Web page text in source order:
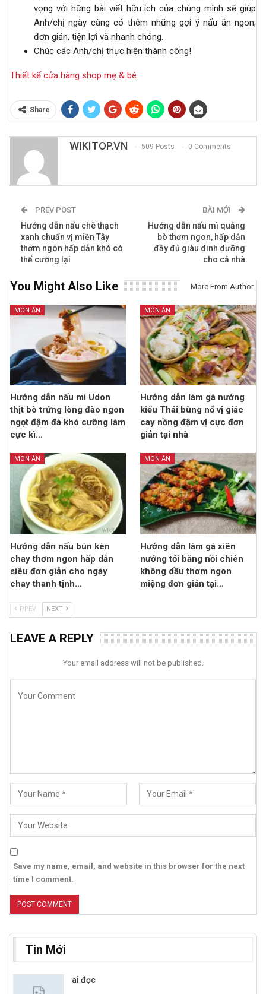
vọng với hững bài viết hữu ích của chúng mình sẽ giúp
Anh/chị ngày càng có thêm những gợi ý nấu ăn ngon,
đơn giản, tiện lợi và nhanh chóng.
Chúc các Anh/chị thực hiện thành công!
Thiết kế cửa hàng shop mẹ & bé
Share
WIKITOP.VN 509 Posts 0 Comments
PREV POST
Hướng dẫn nấu chè thạch
xanh chuẩn vị miền Tây
thơm ngon hấp dẫn khó có
thể cưỡng lại
BÀI MỚI
Hướng dẫn nấu mì quảng
bò thơm ngon, hấp dẫn
đầy đủ giàu dinh dưỡng
cho cả nhà
You Might Also Like More From Author
MÓN ĂN
Hướng dẫn nấu mì Udon
thịt bò trứng lòng đào ngon
ngọt đậm đà khó cưỡng làm
cực kì…
MÓN ĂN
Hướng dẫn làm gà nướng
kiểu Thái bùng nổ vị giác
cay nồng đậm vị cực đơn
giản tại nhà
MÓN ĂN
Hướng dẫn nấu bún kèn
chay thơm ngon hấp dẫn
siêu đơn giản cho ngày
chay thanh tịnh…
MÓN ĂN
Hướng dẫn làm gà xiên
nướng tỏi bằng nồi chiên
không dầu thơm ngon
miệng đơn giản tại…
PREV NEXT
LEAVE A REPLY
Your email address will not be published.
Save my name, email, and website in this browser for the next
time I comment.
Tin Mới
ai đọc